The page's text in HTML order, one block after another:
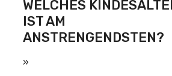
WELCHES
IST AM
ANSTRENGENDSTEN?
»